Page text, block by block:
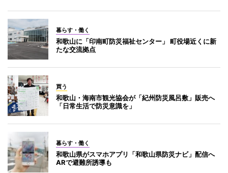
暮らす・働く
和歌山に「印南町防災福祉センター」 町役場近くに新
たな交流拠点
買う
和歌山・海南市観光協会が「紀州防災風呂敷」販売へ
「日常生活で防災意識を」
暮らす・働く
和歌山県がスマホアプリ「和歌山県防災ナビ」配信へ
ARで避難所誘導も